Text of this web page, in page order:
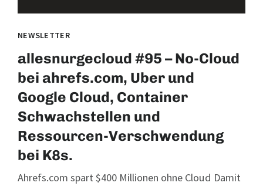
NEWSLETTER
allesnurgecloud #95 – No-Cloud
bei ahrefs.com, Uber und
Google Cloud, Container
Schwachstellen und
Ressourcen-Verschwendung
bei K8s.
Ahrefs.com spart $400 Millionen ohne Cloud Damit